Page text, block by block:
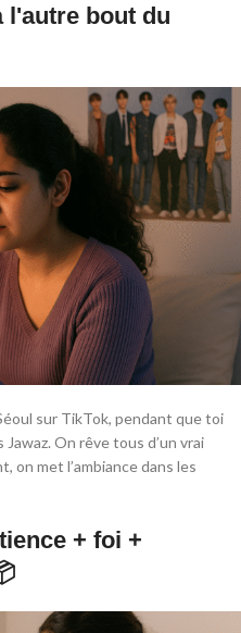
l'autre bout du
sur TikTok, pendant que toi
On rêve tous d’un vrai
on met l’ambiance dans les
+ foi +